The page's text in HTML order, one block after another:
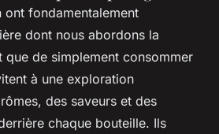
fondamentalement
dont nous abordons la
que de simplement consommer
à une exploration
des saveurs et des
chaque bouteille. Ils